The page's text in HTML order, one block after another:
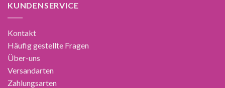
KUNDENSERVICE
Kontakt
Häufig gestellte Fragen
Über-uns
Versandarten
Zahlungsarten